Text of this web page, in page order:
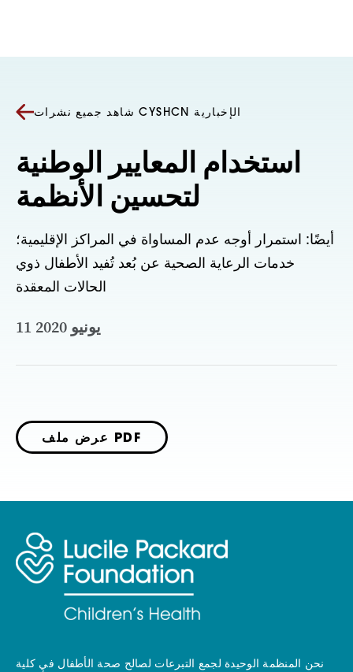
شاهد جميع نشرات CYSHCN الإخبارية
استخدام المعايير الوطنية
لتحسين الأنظمة
أيضًا: استمرار أوجه عدم المساواة في المراكز الإقليمية؛
خدمات الرعاية الصحية عن بُعد تُفيد الأطفال ذوي
الحالات المعقدة
11 يونيو 2020
عرض ملف PDF
نحن المنظمة الوحيدة لجمع التبرعات لصالح صحة الأطفال في كلية